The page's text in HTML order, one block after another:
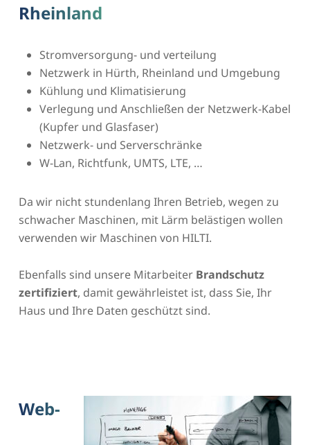
Rheinland
Stromversorgung- und verteilung
Netzwerk in Hürth, Rheinland und Umgebung
Kühlung und Klimatisierung
Verlegung und Anschließen der Netzwerk-Kabel
(Kupfer und Glasfaser)
Netzwerk- und Serverschränke
W-Lan, Richtfunk, UMTS, LTE, …
Da wir nicht stundenlang Ihren Betrieb, wegen zu
schwacher Maschinen, mit Lärm belästigen wollen
verwenden wir Maschinen von HILTI.
Ebenfalls sind unsere Mitarbeiter Brandschutz
zertifiziert, damit gewährleistet ist, dass Sie, Ihr
Haus und Ihre Daten geschützt sind.
Web-